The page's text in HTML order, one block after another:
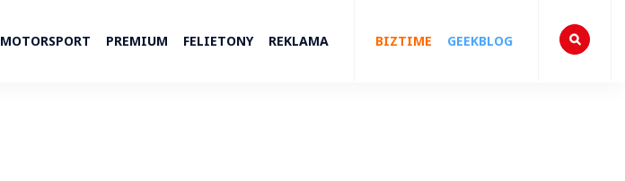
MOTORSPORT PREMIUM FELIETONY REKLAMA BIZTIME GEEKBLOG